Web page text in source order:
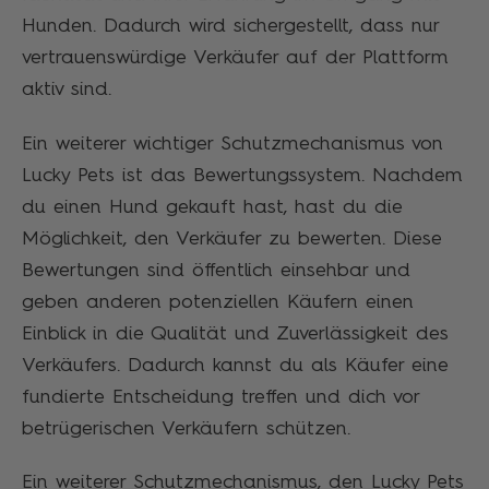
Hunden. Dadurch wird sichergestellt, dass nur
vertrauenswürdige Verkäufer auf der Plattform
aktiv sind.
Ein weiterer wichtiger Schutzmechanismus von
Lucky Pets ist das Bewertungssystem. Nachdem
du einen Hund gekauft hast, hast du die
Möglichkeit, den Verkäufer zu bewerten. Diese
Bewertungen sind öffentlich einsehbar und
geben anderen potenziellen Käufern einen
Einblick in die Qualität und Zuverlässigkeit des
Verkäufers. Dadurch kannst du als Käufer eine
fundierte Entscheidung treffen und dich vor
betrügerischen Verkäufern schützen.
Ein weiterer Schutzmechanismus, den Lucky Pets